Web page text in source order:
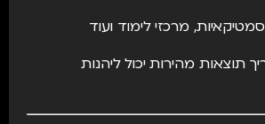
מרכזי לימוד ועוד
תוצאות מהירות יכול ליהנות